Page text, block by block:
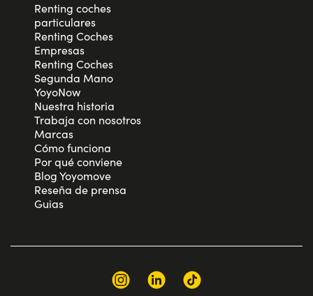
Renting coches
particulares
Renting Coches
Empresas
Renting Coches
Segunda Mano
YoyoNow
Nuestra historia
Trabaja con nosotros
Marcas
Cómo funciona
Por qué conviene
Blog Yoyomove
Reseña de prensa
Guias